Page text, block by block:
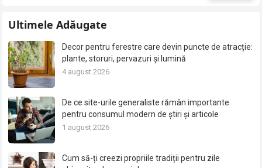
Ultimele Adăugate
Decor pentru ferestre care devin puncte de atracție:
plante, storuri, pervazuri și lumină
4 august 2026
De ce site-urile generaliste rămân importante
pentru consumul modern de știri și articole
1 august 2026
Cum să-ți creezi propriile tradiții pentru zile